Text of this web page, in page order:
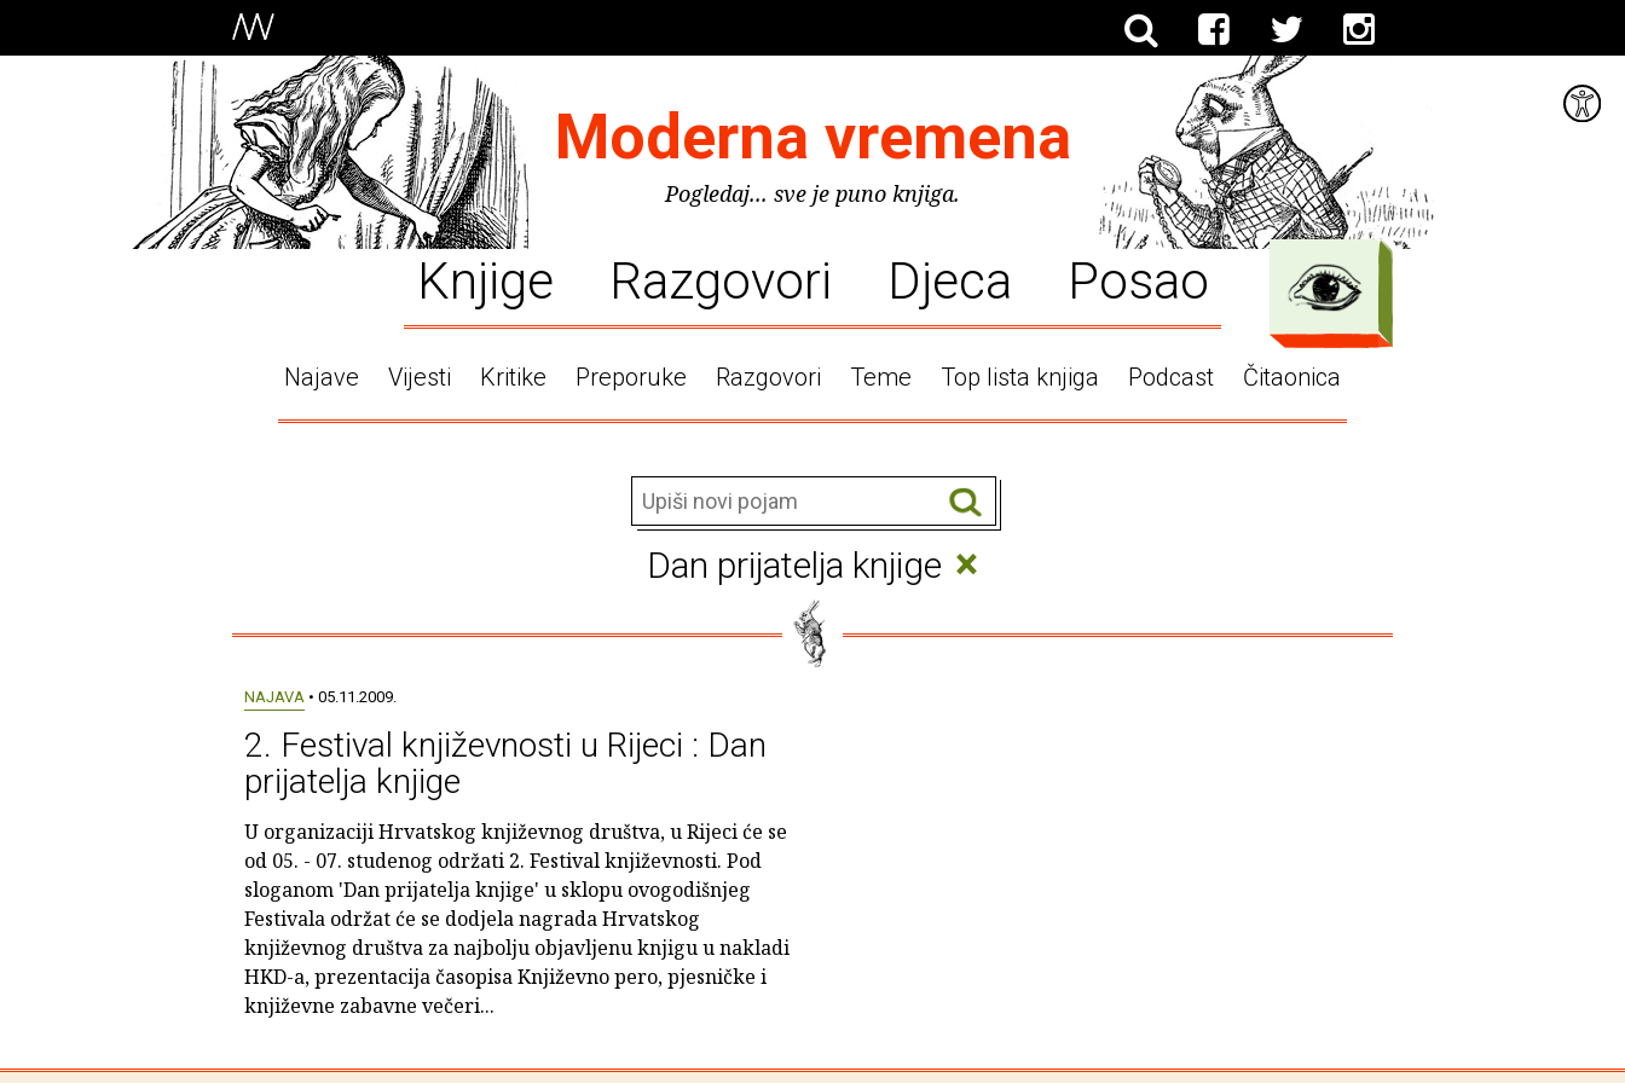
Moderna vremena
Pogledaj... sve je puno knjiga.
Knjige Razgovori Djeca Posao
Najave Vijesti Kritike Preporuke Razgovori Teme Top lista knjiga Podcast Čitaonica
Dan prijatelja knjige ×
NAJAVA• 05.11.2009.
2. Festival književnosti u Rijeci : Dan
prijatelja knjige
U organizaciji Hrvatskog književnog društva, u Rijeci će se
od 05. - 07. studenog održati 2. Festival književnosti. Pod
sloganom 'Dan prijatelja knjige' u sklopu ovogodišnjeg
Festivala održat će se dodjela nagrada Hrvatskog
književnog društva za najbolju objavljenu knjigu u nakladi
HKD-a, prezentacija časopisa Književno pero, pjesničke i
književne zabavne večeri...